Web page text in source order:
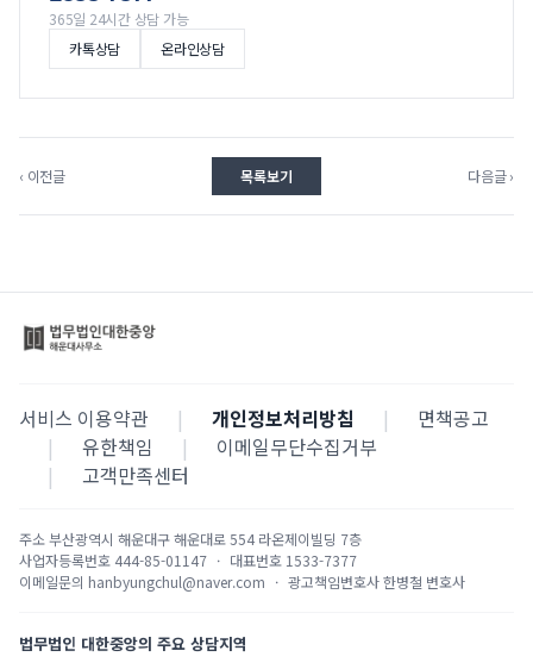
365일 24시간 상담 가능
카톡상담
온라인상담
‹ 이전글 목록보기 다음글 ›
서비스 이용약관 | 개인정보처리방침 |
면책공고
|
유한책임 |
이메일무단수집거부
|
고객만족센터
주소부산광역시 해운대구 해운대로 554 라온제이빌딩 7층
사업자등록번호 444-85-01147 · 대표번호 1533-7377
이메일문의 hanbyungchul@naver.com · 광고책임변호사한병철 변호사
법무법인 대한중앙의 주요 상담지역